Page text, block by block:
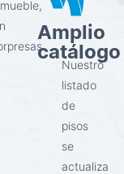
Amplio
catálogo
Nuestro
listado
de
pisos
se
actualiza